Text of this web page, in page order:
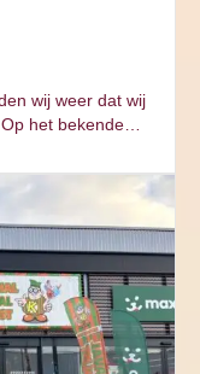
wij weer dat wij
het bekende…